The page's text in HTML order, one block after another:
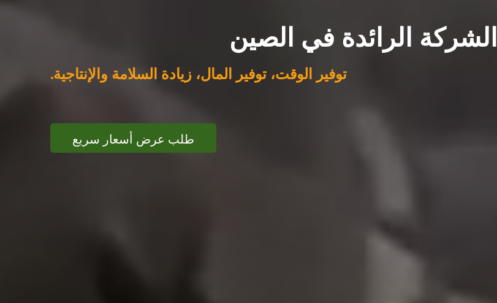
الشركة الرائدة في الصين
توفير الوقت، توفير المال، زيادة السلامة والإنتاجية.
طلب عرض أسعار سريع